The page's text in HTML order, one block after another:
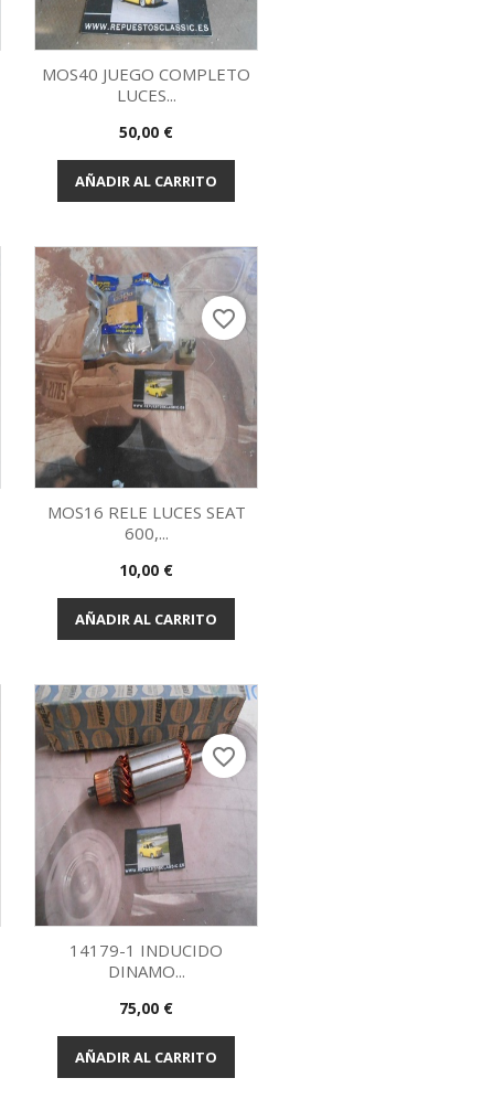
Vista rápida
MOS40 JUEGO COMPLETO
LUCES...
Precio
50,00 €
AÑADIR AL CARRITO
Vista rápida
MOS16 RELE LUCES SEAT
600,...
Precio
10,00 €
AÑADIR AL CARRITO
favorite_border
Vista rápida
14179-1 INDUCIDO
DINAMO...
Precio
75,00 €
AÑADIR AL CARRITO
favorite_border